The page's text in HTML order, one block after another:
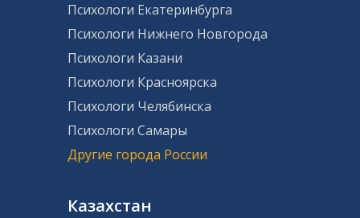
Психологи Екатеринбурга
Психологи Нижнего Новгорода
Психологи Казани
Психологи Красноярска
Психологи Челябинска
Психологи Самары
Другие города России
Казахстан